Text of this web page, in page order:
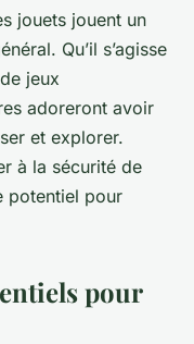
jouets jouent un
Qu’il s’agisse
jeux
adoreront avoir
et explorer.
à la sécurité de
potentiel pour
pour